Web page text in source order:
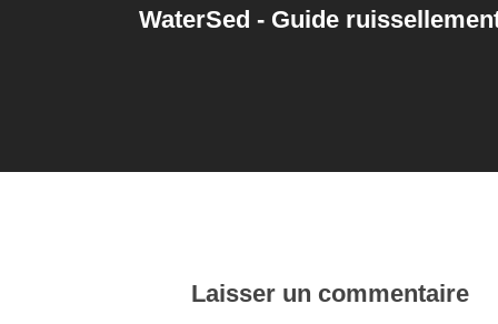
WaterSed - Guide
Laisser un commentaire